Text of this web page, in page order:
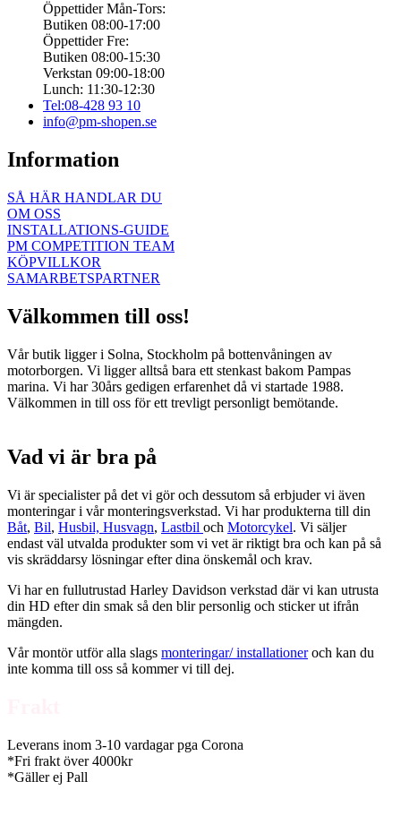
Öppettider Mån-Tors:
Butiken 08:00-17:00
Öppettider Fre:
Butiken 08:00-15:30
Verkstan 09:00-18:00
Lunch: 11:30-12:30
Tel:08-428 93 10
info@pm-shopen.se
Information
SÅ HÄR HANDLAR DU
OM OSS
INSTALLATIONS-GUIDE
PM COMPETITION TEAM
KÖPVILLKOR
SAMARBETSPARTNER
Välkommen till oss!
Vår butik ligger i Solna, Stockholm på bottenvåningen av
motorborgen. Vi ligger alltså bara ett stenkast bakom Pampas
marina. Vi har 30års gedigen erfarenhet då vi startade 1988.
Välkommen in till oss för ett trevligt personligt bemötande.
Vad vi är bra på
Vi är specialister på det vi gör och dessutom så erbjuder vi även
monteringar i vår monteringsverkstad. Vi har produkterna till din
Båt, Bil, Husbil, Husvagn, Lastbil och Motorcykel. Vi säljer
endast väl utvalda produkter som vi vet är riktigt bra och kan på så
vis skräddarsy lösningar efter dina önskemål och krav.
Vi har en fullutrustad Harley Davidson verkstad där vi kan utrusta
din HD efter din smak så den blir personlig och sticker ut ifrån
mängden.
Vår montör utför alla slags monteringar/ installationeroch kan du
inte komma till oss så kommer vi till dej.
Leverans inom 3-10 vardagar pga Corona
*Fri frakt över 4000kr
*Gäller ej Pall